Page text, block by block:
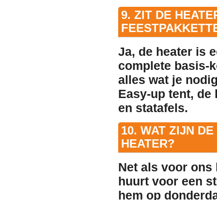
9. ZIT DE
Ja, de heater is
complete basis-
alles wat je
Easy-up tent,
en statafels.
10. WAT ZIJN
HEATER?
Net als voor ons
huurt voor een
hem op